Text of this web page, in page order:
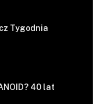
Tygodnia
40 lat